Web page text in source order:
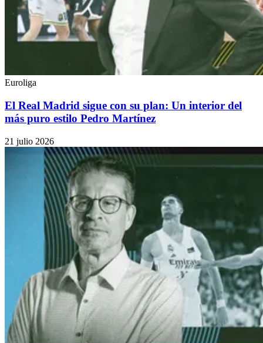
Euroliga
El Real Madrid sigue con su plan: Un interior del
más puro estilo Pedro Martínez
21 julio 2026